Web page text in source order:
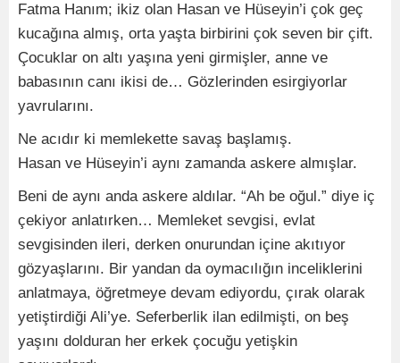
Fatma Hanım; ikiz olan Hasan ve Hüseyin’i çok geç
kucağına almış, orta yaşta birbirini çok seven bir çift.
Çocuklar on altı yaşına yeni girmişler, anne ve
babasının canı ikisi de… Gözlerinden esirgiyorlar
yavrularını.
Ne acıdır ki memlekette savaş başlamış.
Hasan ve Hüseyin’i aynı zamanda askere almışlar.
Beni de aynı anda askere aldılar. “Ah be oğul.” diye iç
çekiyor anlatırken… Memleket sevgisi, evlat
sevgisinden ileri, derken onurundan içine akıtıyor
gözyaşlarını. Bir yandan da oymacılığın inceliklerini
anlatmaya, öğretmeye devam ediyordu, çırak olarak
yetiştirdiği Ali’ye. Seferberlik ilan edilmişti, on beş
yaşını dolduran her erkek çocuğu yetişkin